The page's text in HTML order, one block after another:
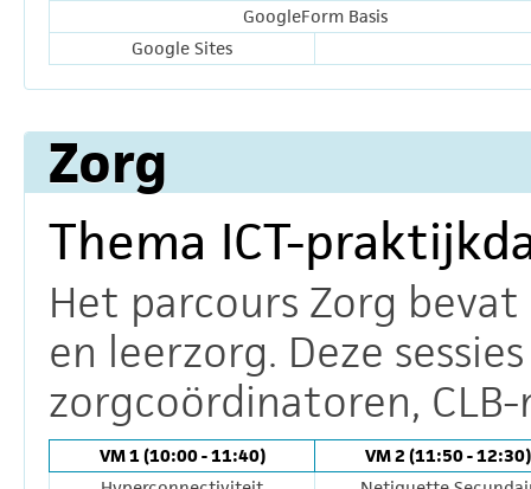
GoogleForm Basis
Google Sites
Zorg
Thema ICT-
Het parcours Zorg bevat
en leerzorg. Deze
zorgcoördinatoren,
VM 1 (10:00 - 11:40)
VM 2 (11:50 - 12:30)